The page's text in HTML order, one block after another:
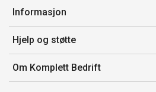
Min side
Ordreoversikt
Mine produkter
Informasjon
Salgsbetingelser
Avtalevilkår for Komplett Bedrift Pluss
Produsenter
Hjelp og støtte
Kontakt oss
Retur
Om Komplett Bedrift